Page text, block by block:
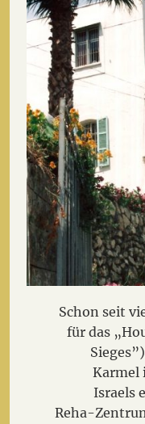
Schon seit
für das
Karmel
Israels
Reha-